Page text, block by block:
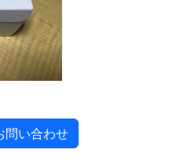
問い合わせ